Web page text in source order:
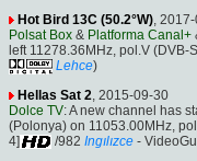
Hot Bird 13C (50.2°W) ,
Polsat Box & Platforma Canal+
left 11278.36MHz, pol.V (DVB-
Lehce)
Hellas Sat 2, 2015-09-30
Dolce TV: A new channel has
(Polonya) on 11053.00MHz,
4]
/982 Ingılızce -